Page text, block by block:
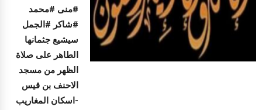
#منى #محمد
#شاكر #الجمل
سيشيع جثمانها
الطاهر على صلاة
الظهر من مسجد
الاحنف بن قيس
-اسكان المغاريب